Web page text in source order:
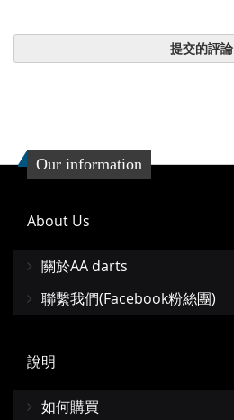
提交的評論
Our information
About Us
關於AA darts
聯繫我們(Facebook粉絲團)
說明
如何購買